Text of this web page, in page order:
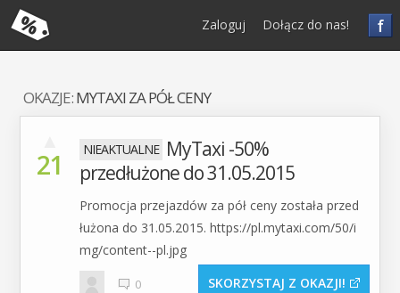
f
Zaloguj Dołącz do nas!
OKAZJE:MYTAXI ZA PÓŁ CENY
21
MyTaxi -50%
przedłużone do 31.05.2015
Promocja przejazdów za pół ceny została przed
łużona do 31.05.2015. https://pl.mytaxi.com/50/i
mg/content--pl.jpg
0 SKORZYSTAJ Z OKAZJI